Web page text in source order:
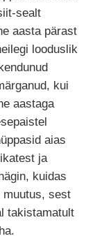
sealt
aasta pärast
looduslik
kui
aastaga
aias
ja
kuidas
muutus, sest
takistamatult